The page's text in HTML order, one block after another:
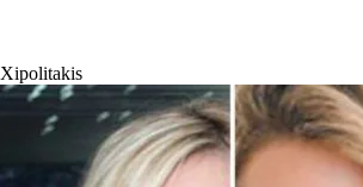
Xipolitakis